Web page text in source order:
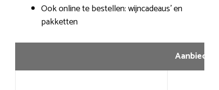
Ook online te bestellen: wijncadeaus’ en
pakketten